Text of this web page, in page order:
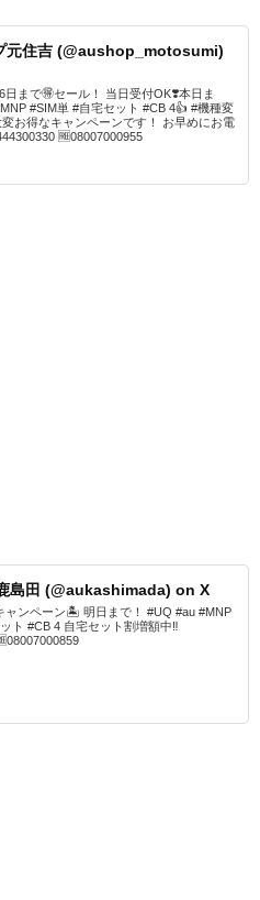
元住吉 (@aushop_motosumi)
日まで🉐セール！ 当日受付OK❣️本日ま
#SIM単 #自宅セット #CB 4👍 #機種変
お得なキャンペーンです！ お早めにお電
🆓08007000955
島田 (@aukashimada) on X
ャンペーン🏝️ 明日まで！ #UQ #au #MNP
ト #CB 4 自宅セット割増額中‼️